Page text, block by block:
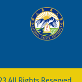
Rights Reserved.